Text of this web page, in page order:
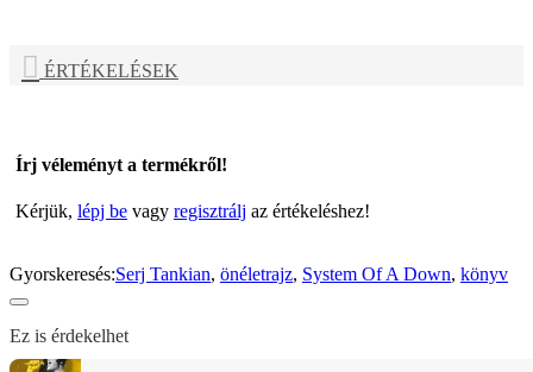
ÉRTÉKELÉSEK
Írj véleményt a termékről!
Kérjük, lépj be vagy regisztrálj az értékeléshez!
Gyorskeresés:Serj Tankian, önéletrajz, System Of A Down, könyv
Ez is érdekelhet